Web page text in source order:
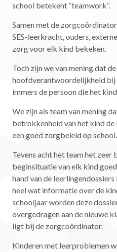
school betekent “teamwork”.
Samen met de
SES-leerkracht, ouders,
zorg voor elk kind bekeken.
Toch zijn we van mening dat de
hoofdverantwoordelijkheid
immers de persoon die het
We zijn als team van mening
betrokkenheid van het kind de
een goed zorgbeleid op school.
Tevens acht het team het zeer
beginsituatie van elk kind
hand van de
heel wat informatie over de
schooljaar worden deze
overgedragen aan de nieuwe
ligt bij de zorgcoördinator.
Kinderen met leerproblemen